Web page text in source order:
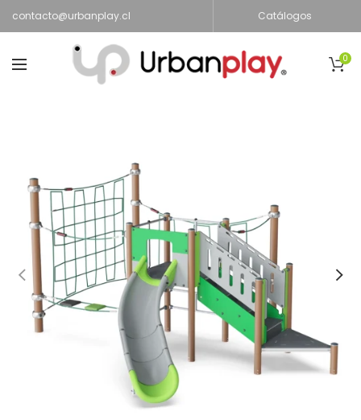
contacto@urbanplay.cl Catálogos
0